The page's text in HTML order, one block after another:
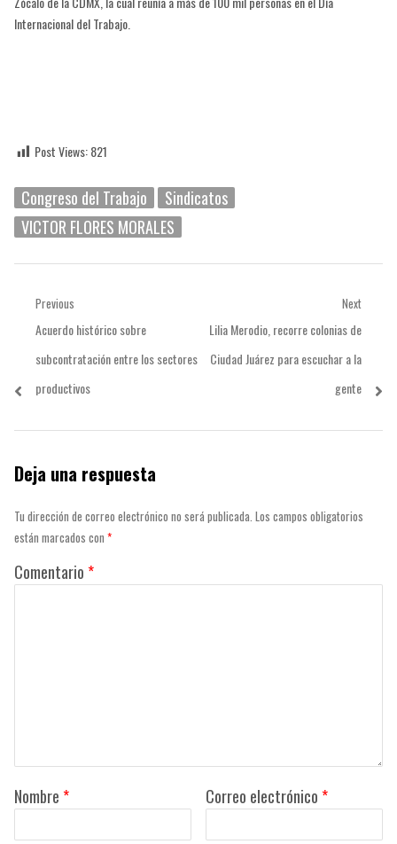
Internacional del Trabajo.
Post Views: 821
Congreso del Trabajo
Sindicatos
VICTOR FLORES MORALES
Navegación
entradas
Previous
Previous
post:
Acuerdo histórico sobre
subcontratación entre los sectores
productivos
Next
Next
post:
Lilia Merodio, recorre colonias de
Ciudad Juárez para escuchar a la
gente
Deja una respuesta
Tu dirección de correo electrónico no será publicada. Los campos obligatorios
están marcados con *
Comentario *
Nombre * Correo electrónico *